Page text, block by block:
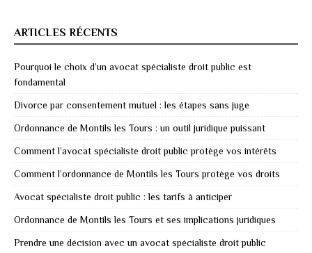
ARTICLES RÉCENTS
Pourquoi le choix d’un avocat spécialiste droit public est
fondamental
Divorce par consentement mutuel : les étapes sans juge
Ordonnance de Montils les Tours : un outil juridique puissant
Comment l’avocat spécialiste droit public protège vos intérêts
Comment l’ordonnance de Montils les Tours protège vos droits
Avocat spécialiste droit public : les tarifs à anticiper
Ordonnance de Montils les Tours et ses implications juridiques
Prendre une décision avec un avocat spécialiste droit public